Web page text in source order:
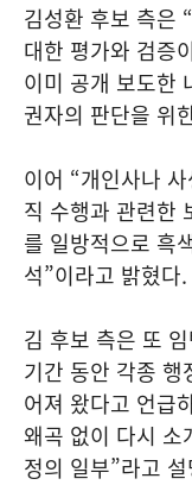
김성환 후보 측은
대한 평가와 검증
이미 공개 보도한
권자의 판단을 위
이어 “개인사나
직 수행과 관련한
를 일방적으로 흑
석”이라고 밝혔다.
김 후보 측은 또
기간 동안 각종 행
어져 왔다고 언급
왜곡 없이 다시 소
정의 일부”라고